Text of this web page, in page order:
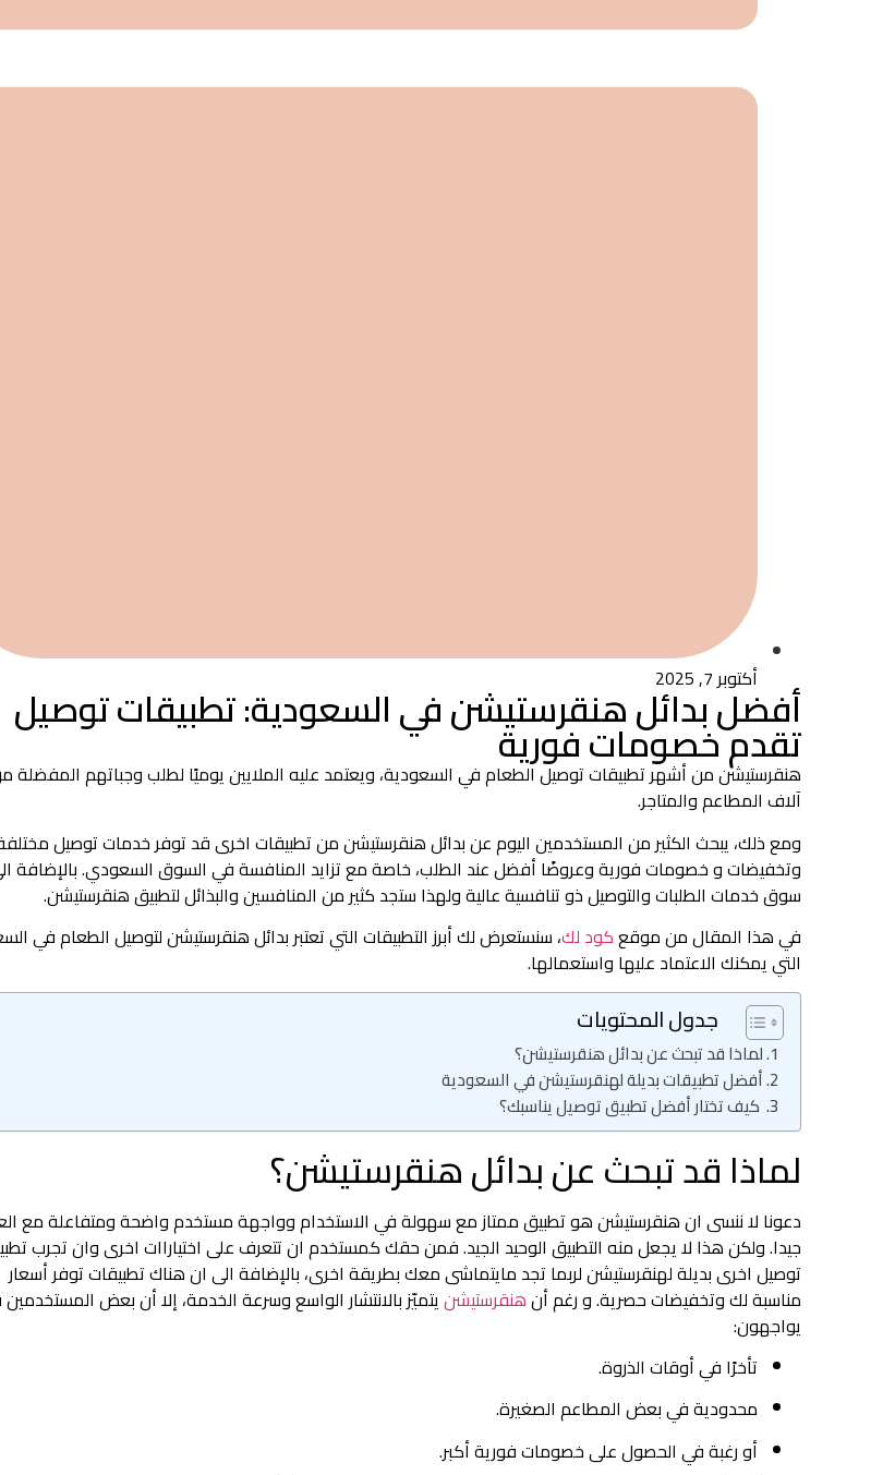
أكتوبر 7, 2025
أفضل بدائل هنقرستيشن في السعودية: تطبيقات توصيل
تقدم خصومات فورية
هنقرستيشن من أشهر تطبيقات توصيل الطعام في السعودية، ويعتمد عليه الملايين يوميًا لطلب وجباتهم المفضلة
آلاف المطاعم والمتاجر.
ومع ذلك، يبحث الكثير من المستخدمين اليوم عن بدائل هنقرستيشن من تطبيقات اخرى قد توفر خدمات توصيل
وتخفيضات و خصومات فورية وعروضًا أفضل عند الطلب، خاصة مع تزايد المنافسة في السوق السعودي. بالإضافة
سوق خدمات الطلبات والتوصيل ذو تنافسية عالية ولهذا ستجد كثير من المنافسين والبذائل لتطبيق هنقرستيشن.
في هذا المقال من موقعكود لك، سنستعرض لك أبرز التطبيقات التي تعتبر بدائل هنقرستيشن لتوصيل الطعام في
التي يمكنك الاعتماد عليها واستعمالها.
جدول المحتويات
لماذا قد تبحث عن بدائل هنقرستيشن؟
أفضل تطبيقات بديلة لهنقرستيشن في السعودية
كيف تختار أفضل تطبيق توصيل يناسبك؟
لماذا قد تبحث عن بدائل هنقرستيشن؟
دعونا لا ننسى ان هنقرستيشن هو تطبيق ممتاز مع سهولة في الاستخدام وواجهة مستخدم واضحة ومتفاعلة مع
جيدا. ولكن هذا لا يجعل منه التطبيق الوحيد الجيد. فمن حقك كمستخدم ان تتعرف على اختياراات اخرى وان تجرب
توصيل اخرى بديلة لهنقرستيشن لربما تجد مايتماشى معك بطريقة اخرى، بالإضافة الى ان هناك تطبيقات توفر أسعار
مناسبة لك وتخفيضات حصرية. و رغم أنهنقرستيشن يتميّز بالانتشار الواسع وسرعة الخدمة، إلا أن بعض
يواجهون:
تأخرًا في أوقات الذروة.
محدودية في بعض المطاعم الصغيرة.
أو رغبة في الحصول على خصومات فورية أكبر.